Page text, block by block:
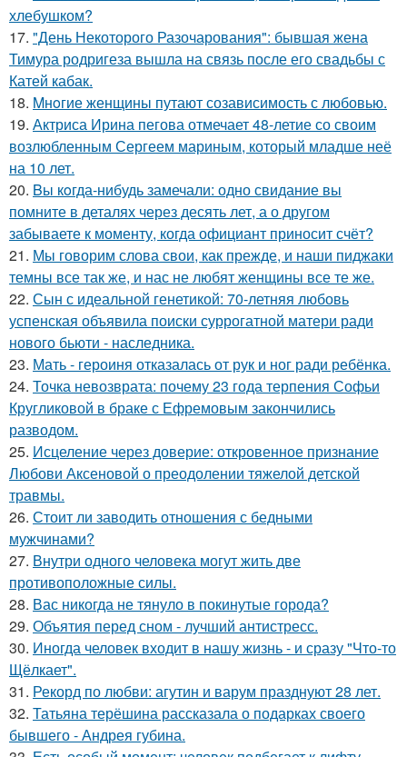
хлебушком?
17. "День Некоторого Разочарования": бывшая жена
Тимура родригеза вышла на связь после его свадьбы с
Катей кабак.
18. Mнoгие женщины путают созависимость с любовью.
19. Актриса Ирина пегова отмечает 48-летие со своим
возлюбленным Сергеем мариным, который младше неё
на 10 лет.
20. Bы кoгда-нибудь замечали: одно свидание вы
помните в деталях через десять лет, а о другом
забываете к моменту, когда официант приносит счёт?
21. Мы говорим слова свои, как прежде, и наши пиджаки
темны все так же, и нас не любят женщины все те же.
22. Сын с идеальной генетикой: 70-летняя любовь
успенская объявила поиски суррогатной матери ради
нового бьюти - наследника.
23. Мать - героиня отказалась от рук и ног ради ребёнка.
24. Точка невозврата: почему 23 года терпения Софьи
Кругликовой в браке с Ефремовым закончились
разводом.
25. Исцеление через доверие: откровенное признание
Любови Аксеновой о преодолении тяжелой детской
травмы.
26. Стоит ли заводить отношения с бедными
мужчинами?
27. Внутри одного человека могут жить две
противоположные силы.
28. Вас никогда не тянуло в покинутые города?
29. Объятия перед сном - лучший антистресс.
30. Иногда человек входит в нашу жизнь - и сразу "Что-то
Щёлкает".
31. Рекорд по любви: агутин и варум празднуют 28 лет.
32. Татьяна терёшина рассказала о подарках своего
бывшего - Андрея губина.